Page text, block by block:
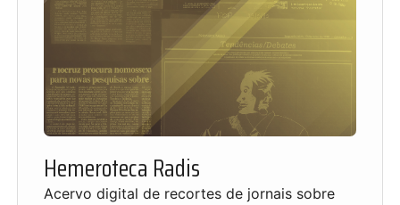
Hemeroteca Radis
Acervo digital de recortes de jornais sobre